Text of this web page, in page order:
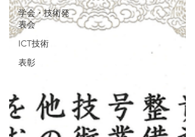
学会・技術発
表会
ICT技術
表彰